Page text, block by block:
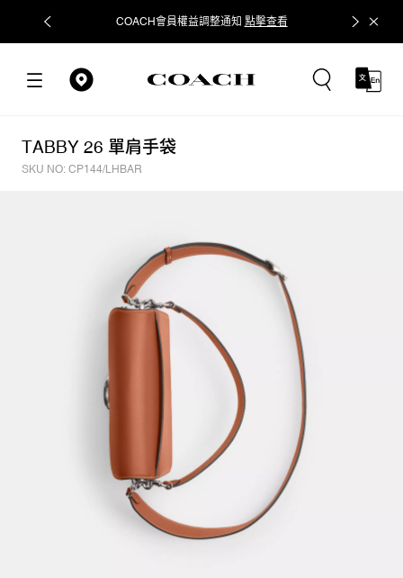
COACH會員權益調整通知 點擊查看 立即追蹤
TABBY 26 單肩手袋
SKU NO: CP144/LHBAR